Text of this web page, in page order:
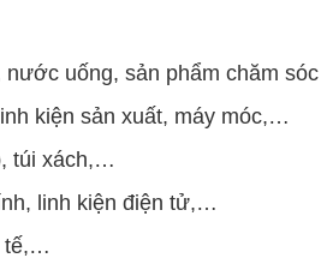
uống, sản phẩm chăm
kiện sản xuất, máy móc,…
túi xách,…
linh kiện điện tử,…
tế,…